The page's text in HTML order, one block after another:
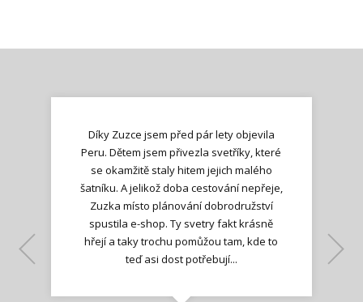
Díky Zuzce jsem před pár lety objevila
Peru. Dětem jsem přivezla svetříky, které
se okamžitě staly hitem jejich malého
šatníku. A jelikož doba cestování nepřeje,
Zuzka místo plánování dobrodružství
spustila e-shop. Ty svetry fakt krásně
hřejí a taky trochu pomůžou tam, kde to
teď asi dost potřebují...
Jana T.
Ilona M.
Lenka K.
Nadšená zpráva
Lenka K.